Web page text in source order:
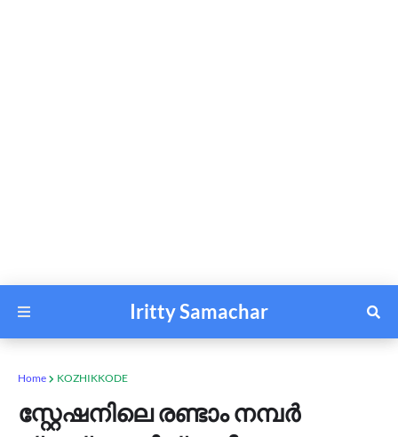
Iritty Samachar
Home KOZHIKKODE
സ്റ്റേഷനിലെ രണ്ടാം നമ്പര്‍